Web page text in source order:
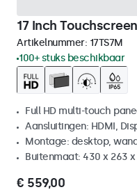
17 Inch
Artikelnummer: 17TS7M
100+ stuks beschikbaar
Full HD multi-touch
Aansluitingen: HDMI,
Montage: desktop,
Buitenmaat: 430 x 263
€ 559,00